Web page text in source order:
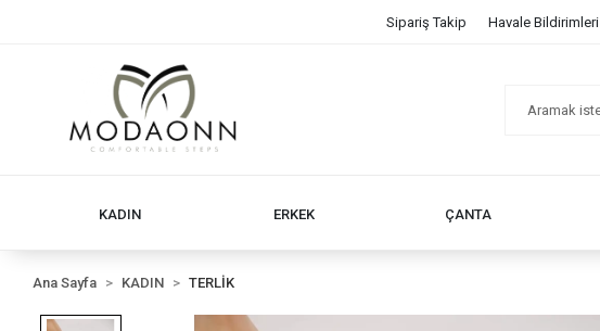
Sipariş Takip Havale Bildirimleri
KADIN ERKEK ÇANTA
Ana Sayfa KADIN TERLİK